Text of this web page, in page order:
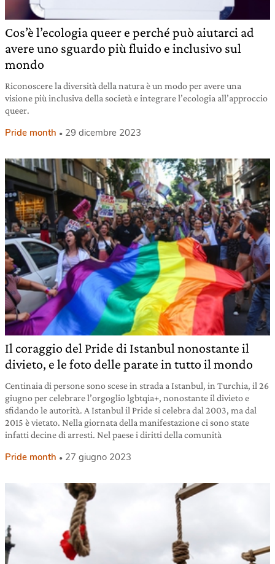
Cos’è l’ecologia queer e perché può aiutarci ad
avere uno sguardo più fluido e inclusivo sul
mondo
Riconoscere la diversità della natura è un modo per avere una
visione più inclusiva della società e integrare l’ecologia all’approccio
queer.
Pride month 29 dicembre 2023
Il coraggio del Pride di Istanbul nonostante il
divieto, e le foto delle parate in tutto il mondo
Centinaia di persone sono scese in strada a Istanbul, in Turchia, il 26
giugno per celebrare l’orgoglio lgbtqia+, nonostante il divieto e
sfidando le autorità. A Istanbul il Pride si celebra dal 2003, ma dal
2015 è vietato. Nella giornata della manifestazione ci sono state
infatti decine di arresti. Nel paese i diritti della comunità
Pride month 27 giugno 2023